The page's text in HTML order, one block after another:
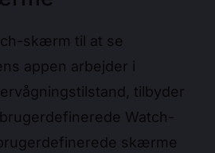
skærm til at se
appen arbejder i
tilbyder
Watch-
skærme